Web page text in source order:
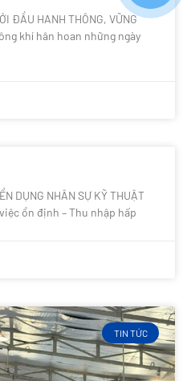
ĐẦU HANH THÔNG, VỮNG
khí hân hoan những ngày
DỤNG NHÂN SỰ KỸ THUẬT
ổn định – Thu nhập hấp
TIN TỨC